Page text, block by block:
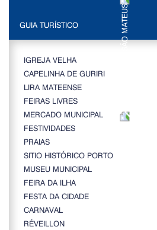
GUIA TURÍSTICO
IGREJA VELHA
CAPELINHA DE GURIRI
LIRA MATEENSE
FEIRAS LIVRES
MERCADO MUNICIPAL
FESTIVIDADES
PRAIAS
SITIO HISTÓRICO PORTO
MUSEU MUNICIPAL
FEIRA DA ILHA
FESTA DA CIDADE
CARNAVAL
RÉVEILLON